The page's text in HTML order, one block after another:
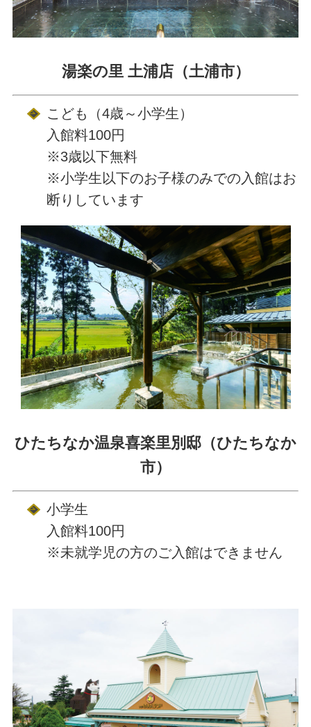
湯楽の里 土浦店（土浦市）
こども（4歳～小学生）
入館料100円
※3歳以下無料
※小学生以下のお子様のみでの入館はお
断りしています
ひたちなか温泉喜楽里別邸（ひたちなか
市）
小学生
入館料100円
※未就学児の方のご入館はできません